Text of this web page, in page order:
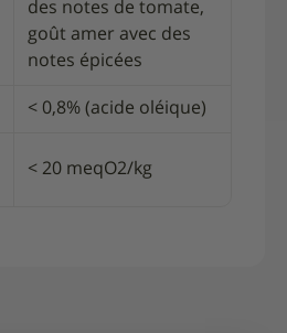
des notes de tomate,
goût amer avec des
notes épicées
< 0,8% (acide oléique)
< 20 meqO2/kg